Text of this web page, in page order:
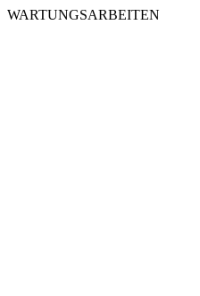
WARTUNGSARBEITEN